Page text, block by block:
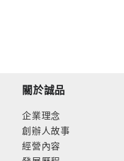
關於誠品
企業理念
創辦人故事
經營內容